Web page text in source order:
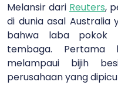
Melansir dari Reuters,
di dunia asal Australia
bahwa laba pokok
tembaga. Pertama
melampaui bijih
perusahaan yang